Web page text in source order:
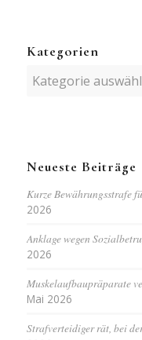
Kategorien
Kategorien
Neueste Beiträge
Kurze Bewährungsstrafe
2026
Anklage wegen
2026
Muskelaufbaupräparate
Mai 2026
Strafverteidiger rät, bei